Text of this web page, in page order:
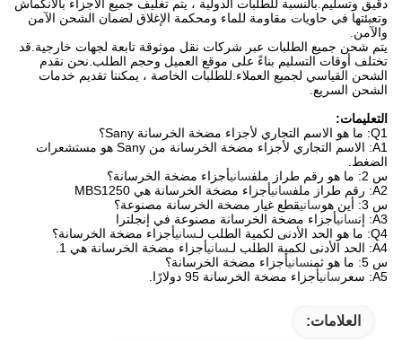
دقيق وتسليم.بالنسبة للطلبات الدولية ، يتم تغليف جميع الأجزاء بالانكماش
وتعبئتها في حاويات مقاومة للماء ومحكمة الإغلاق لضمان الشحن الآمن
والآمن.
يتم شحن جميع الطلبات عبر شركات نقل موثوقة تابعة لجهات خارجية.قد
تختلف أوقات التسليم بناءً على موقع العميل وحجم الطلب.نحن نقدم
الشحن القياسي لجميع العملاء.للطلبات الخاصة ، يمكننا تقديم خدمات
الشحن السريع.
التعليمات:
Q1: ما هو الاسم التجاري لأجزاء مضخة الخرسانة Sany؟
A1: الاسم التجاري لأجزاء مضخة الخرسانة من Sany هو مستشعرات
الضغط.
س 2: ما هو رقم طراز ملف
سانيأجزاء مضخة الخرسانة؟
A2: رقم طراز ملف
سانيأجزاء مضخة الخرسانة هي MBS1250
س 3: أين هو
سانيقطع غيار مضخة الخرسانة مصنوعة؟
A3: إن
سانيأجزاء مضخة الخرسانة مصنوعة في إنجلترا
Q4: ما هو الحد الأدنى لكمية الطلب لـ
سانيأجزاء مضخة الخرسانة؟
A4: الحد الأدنى لكمية الطلب لـ
سانيأجزاء مضخة الخرسانة هي 1.
س 5: ما هو ثمن
سانيأجزاء مضخة الخرسانة؟
A5: سعر
سانيأجزاء مضخة الخرسانة 95 دولارًا.
العلامات: